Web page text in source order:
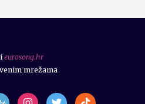
eurosong.hr
mrežama